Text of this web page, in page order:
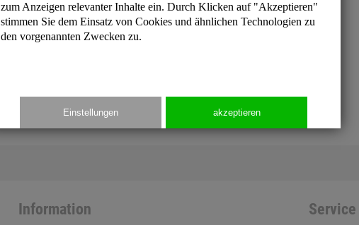
Rumänien
Information Service
zum Anzeigen relevanter Inhalte ein. Durch Klicken auf "Akzeptieren"
stimmen Sie dem Einsatz von Cookies und ähnlichen Technologien zu
den vorgenannten Zwecken zu.
Einstellungen akzeptieren